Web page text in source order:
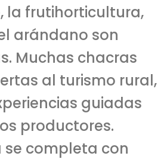
la frutihorticultura,
arándano son
Muchas chacras
al turismo rural,
guiadas
productores.
se completa con